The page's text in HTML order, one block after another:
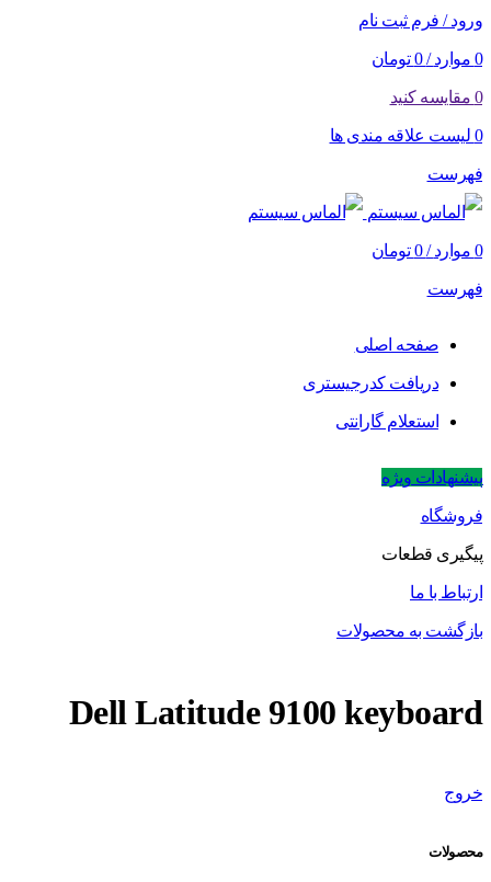
ورود / فرم ثبت نام
0 موارد /
0 تومان
0 مقایسه کنید
0 لیست علاقه مندی ها
فهرست
0 موارد /
0 تومان
فهرست
صفحه اصلی
دریافت کدرجیستری
استعلام گارانتی
پیشنهادات ویژه
فروشگاه
پیگیری قطعات
ارتباط با ما
بازگشت به محصولات
Dell Latitude 9100 keyboard
خروج
محصولات